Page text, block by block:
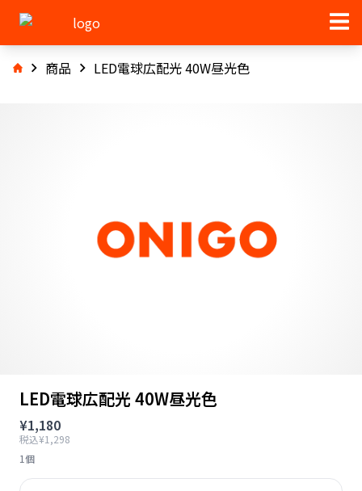
商品 LED電球広配光 40W昼光色
LED電球広配光 40W昼光色
¥1,180
税込¥1,298
1個